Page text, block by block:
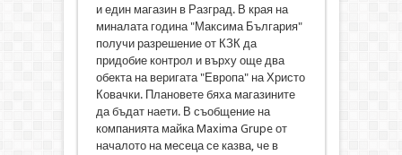
и един магазин в Разград. В края на
миналата година "Максима България"
получи разрешение от КЗК да
придобие контрол и върху още два
обекта на веригата "Европа" на Христо
Ковачки. Плановете бяха магазините
да бъдат наети. В съобщение на
компанията майка Maxima Grupe от
началото на месеца се казва, че в